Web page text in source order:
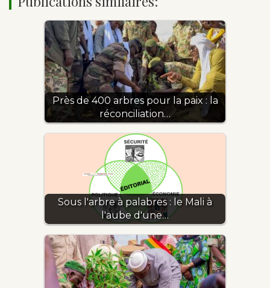
Près de 400 arbres pour la paix : la
réconciliation…
Sous l'arbre à palabres : le Mali à
l'aube d'une…